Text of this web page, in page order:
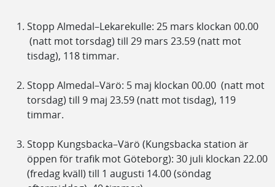
Stopp Almedal–Lekarekulle: 25 mars klockan 00.00
(natt mot torsdag) till 29 mars 23.59 (natt mot
tisdag), 118 timmar.
Stopp Almedal–Värö: 5 maj klockan 00.00 (natt mot
torsdag) till 9 maj 23.59 (natt mot tisdag), 119
timmar.
Stopp Kungsbacka–Värö (Kungsbacka station är
öppen för trafik mot Göteborg): 30 juli klockan 22.00
(fredag kväll) till 1 augusti 14.00 (söndag